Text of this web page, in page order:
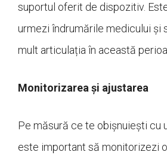
suportul oferit de dispozitiv.
urmezi îndrumările medicului și
mult articulația în această
Monitorizarea și ajustarea
Pe măsură ce te obișnuiești cu
este important să monitorizezi